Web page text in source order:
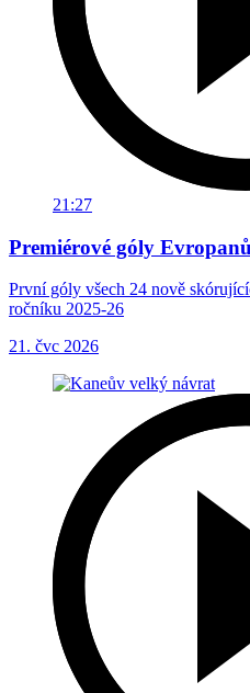
21:27
Premiérové góly
První góly všech 24 nově
ročníku 2025-26
21. čvc 2026